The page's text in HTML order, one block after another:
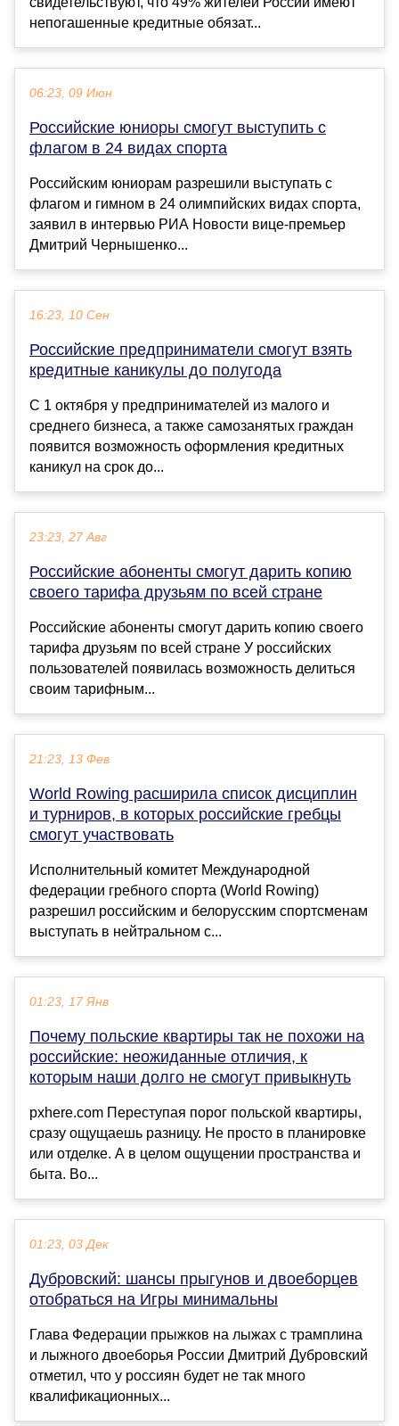
непогашенные кредитные обязат...
06:23, 09 Июн
Российские юниоры смогут выступить с
флагом в 24 видах спорта
Российским юниорам разрешили выступать с
флагом и гимном в 24 олимпийских видах спорта,
заявил в интервью РИА Новости вице-премьер
Дмитрий Чернышенко...
16:23, 10 Сен
Российские предприниматели смогут взять
кредитные каникулы до полугода
С 1 октября у предпринимателей из малого и
среднего бизнеса, а также самозанятых граждан
появится возможность оформления кредитных
каникул на срок до...
23:23, 27 Авг
Российские абоненты смогут дарить копию
своего тарифа друзьям по всей стране
Российские абоненты смогут дарить копию своего
тарифа друзьям по всей стране У российских
пользователей появилась возможность делиться
своим тарифным...
21:23, 13 Фев
World Rowing расширила список дисциплин
и турниров, в которых российские гребцы
смогут участвовать
Исполнительный комитет Международной
федерации гребного спорта (World Rowing)
разрешил российским и белорусским спортсменам
выступать в нейтральном с...
01:23, 17 Янв
Почему польские квартиры так не похожи на
российские: неожиданные отличия, к
которым наши долго не смогут привыкнуть
pxhere.com Переступая порог польской квартиры,
сразу ощущаешь разницу. Не просто в планировке
или отделке. А в целом ощущении пространства и
быта. Во...
01:23, 03 Дек
Дубровский: шансы прыгунов и двоеборцев
отобраться на Игры минимальны
Глава Федерации прыжков на лыжах с трамплина
и лыжного двоеборья России Дмитрий Дубровский
отметил, что у россиян будет не так много
квалификационных...